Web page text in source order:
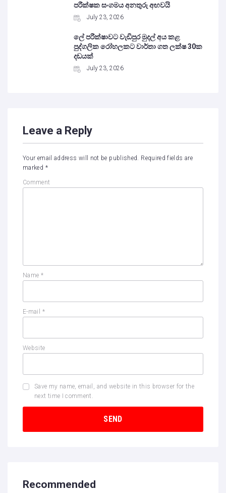
පරීක්ෂක සංගමය අනතුරු අඟවයි
July 23, 2026
ලේ පරීක්ෂාවට වැඩිපුර මුදල් අය කළ
පුද්ගලික රෝහලකට වාර්තා ගත ලක්ෂ 30ක
දඩයක්
July 23, 2026
Leave a Reply
Your email address will not be published. Required fields are
marked *
Comment
Name *
E-mail *
Website
Save my name, email, and website in this browser for the
next time I comment.
Recommended